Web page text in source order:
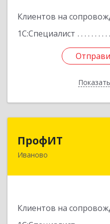
Клиентов на
1С:Специалист
ПрофИТ
Иваново
Клиентов на
153000,